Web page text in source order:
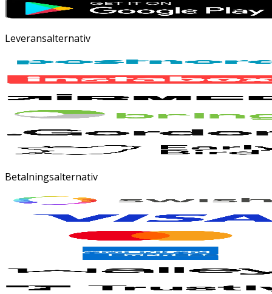
Leveransalternativ
Betalningsalternativ